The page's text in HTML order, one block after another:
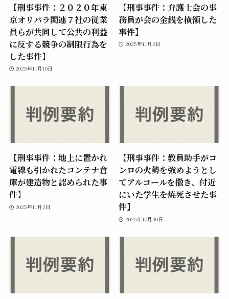
【刑事事件：２０２０年東
京オリパラ関連７社の従業
員らが共同して公共の利益
に反する競争の制限行為を
した事件】
2025年11月10日
【刑事事件：弁護士会の事
務員が会の金銭を横領した
事件】
2025年11月2日
【刑事事件：地上に置かれ
電線も引かれたコンテナ倉
庫が建造物と認められた事
件】
2025年11月2日
【刑事事件：教員助手がコ
ンロの火勢を強めようとし
てアルコールを撒き、付近
にいた学生を焼死させた事
件】
2025年10月30日